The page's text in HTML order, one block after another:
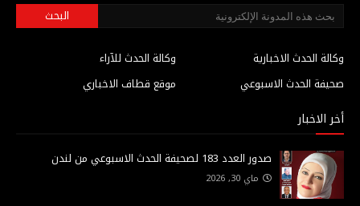
وكالة الحدث للآراء
وكالة الحدث الاخبارية
موقع قطاف الاخباري
صحيفة الحدث الاسبوعي
أخر الاخبار
صدور العدد 183 لصحيفة الحدث الاسبوعي من لندن
ماي 30, 2026